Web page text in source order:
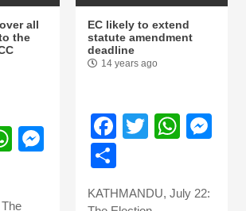
all
the
WhatsApp
Messenger
EC likely to extend
statute amendment
deadline
14 years ago
Facebook
Twitter
Share
KATHMANDU, July 22: